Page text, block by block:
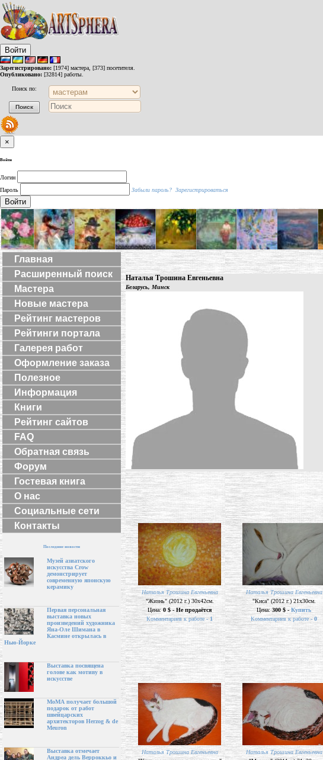
Войти
Зарегистрировано: [1974] мастера, [373] посетителя.
Опубликовано: [32814] работы.
Поиск по:
×
Войти
Логин
Пароль
Забыли пароль? Зарегистрироваться
Войти
Главная
Расширенный поиск
Мастера
Новые мастера
Рейтинг мастеров
Рейтинги портала
Галерея работ
Оформление заказа
Полезное
Информация
Книги
Рейтинг сайтов
FAQ
Обратная связь
Форум
Гостевая книга
О нас
Социальные сети
Контакты
Последние новости
Музей азиатского
искусства Crow
демонстрирует
современную японскую
керамику
Первая персональная
выставка новых
произведений художника
Яна-Оле Шимана в
Касмине открылась в
Нью-Йорке
Выставка посвящена
голове как мотиву в
искусстве
МоМА получает большой
подарок от работ
швейцарских
архитекторов Herzog & de
Meuron
Выставка отмечает
Андреа дель Верроккьо и
Наталья Трошина Евгеньевна
Беларусь, Минск
Наталья Трошина Евгеньевна
"Жизнь" (2012 г.) 30х42см.
Цена:0 $ - Не продаётся
Комментариев к работе -1
Наталья Трошина Евгеньевна
"Киса" (2012 г.) 21х30см.
Цена:300 $ - Купить
Комментариев к работе -0
Наталья Трошина Евгеньевна
Наталья Трошина Евгеньевна